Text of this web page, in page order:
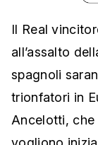
Il Real
all’assalto
spagnoli
trionfatori in
Ancelotti,